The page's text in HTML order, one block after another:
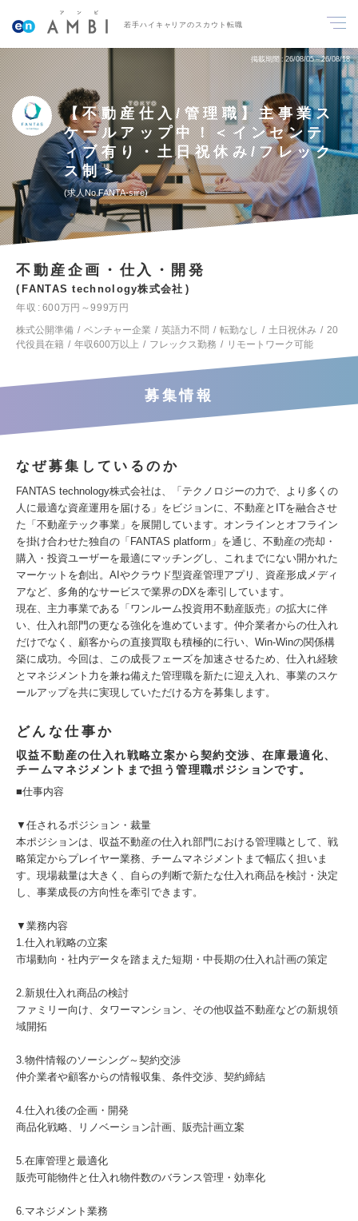
若手ハイキャリアのスカウト転職
掲載期間 26/08/05～26/08/18
【不動産仕入/管理職】主事業ス
ケールアップ中！＜インセンテ
ィブ有り・土日祝休み/フレック
ス制＞
求人No.FANTA-siire
不動産企画・仕入・開発
FANTAS technology株式会社
年収
600万円～999万円
株式公開準備
ベンチャー企業 英語力不問 転勤なし 土日祝休み
20
代役員在籍
年収600万以上 フレックス勤務 リモートワーク可能
募集情報
なぜ募集しているのか
FANTAS technology株式会社は、「テクノロジーの力で、より多くの
人に最適な資産運用を届ける」をビジョンに、不動産とITを融合させ
た「不動産テック事業」を展開しています。オンラインとオフライン
を掛け合わせた独自の「FANTAS platform」を通じ、不動産の売却・
購入・投資ユーザーを最適にマッチングし、これまでにない開かれた
マーケットを創出。AIやクラウド型資産管理アプリ、資産形成メディ
アなど、多角的なサービスで業界のDXを牽引しています。
現在、主力事業である「ワンルーム投資用不動産販売」の拡大に伴
い、仕入れ部門の更なる強化を進めています。仲介業者からの仕入れ
だけでなく、顧客からの直接買取も積極的に行い、Win-Winの関係構
築に成功。今回は、この成長フェーズを加速させるため、仕入れ経験
とマネジメント力を兼ね備えた管理職を新たに迎え入れ、事業のスケ
ールアップを共に実現していただける方を募集します。
どんな仕事か
収益不動産の仕入れ戦略立案から契約交渉、在庫最適化、
チームマネジメントまで担う管理職ポジションです。
■仕事内容
▼任されるポジション・裁量
本ポジションは、収益不動産の仕入れ部門における管理職として、戦
略策定からプレイヤー業務、チームマネジメントまで幅広く担いま
す。現場裁量は大きく、自らの判断で新たな仕入れ商品を検討・決定
し、事業成長の方向性を牽引できます。
▼業務内容
1.仕入れ戦略の立案
市場動向・社内データを踏まえた短期・中長期の仕入れ計画の策定
2.新規仕入れ商品の検討
ファミリー向け、タワーマンション、その他収益不動産などの新規領
域開拓
3.物件情報のソーシング～契約交渉
仲介業者や顧客からの情報収集、条件交渉、契約締結
4.仕入れ後の企画・開発
商品化戦略、リノベーション計画、販売計画立案
5.在庫管理と最適化
販売可能物件と仕入れ物件数のバランス管理・効率化
6.マネジメント業務